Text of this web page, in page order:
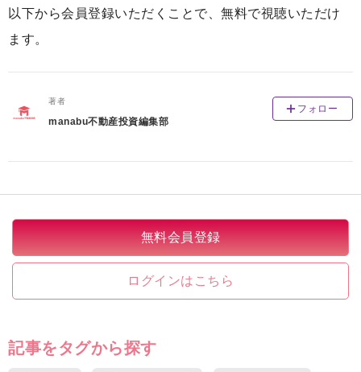
以下から会員登録いただくことで、無料で視聴いただけ
ます。
著者
manabu不動産投資編集部
フォロー
無料会員登録
ログインはこちら
記事をタグから探す